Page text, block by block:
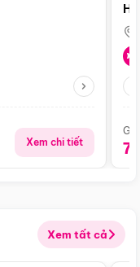
Xem chi tiết
Xem tất cả
Điểm nổi bật